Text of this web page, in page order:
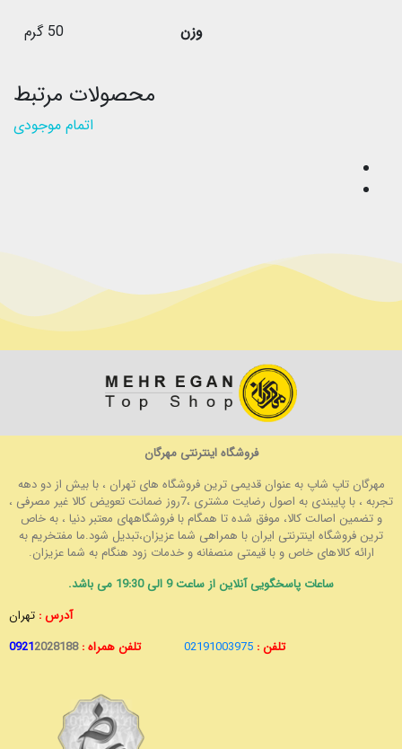
وزن 50 گرم
محصولات مرتبط
اتمام موجودی
فروشگاه اینترنتی مهرگان
مهرگان تاپ شاپ به عنوان قدیمی ترین فروشگاه های تهران ، با بیش از دو دهه
تجربه ، با پایبندی به اصول رضایت مشتری ،7روز ضمانت تعویض کالا غیر مصرفی ،
و تضمین اصالت کالا، موفق شده تا همگام با فروشگاههای معتبر دنیا ، به خاص
ترین فروشگاه اینترنتی ایران با همراهی شما عزیزان،تبدیل شود.ما مفتخریم به
ارائه کالاهای خاص و با قیمتی منصفانه و خدمات زود هنگام به شما عزیزان.
ساعات پاسخگویی آنلاین از ساعت 9 الی 19:30 می باشد.
آدرس : تهران
تلفن : 02191003975 تلفن همراه : 09212028188